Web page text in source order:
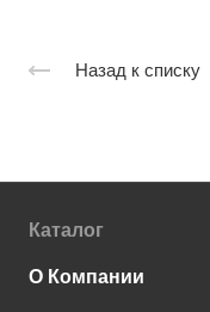
Назад к списку
Каталог
О Компании